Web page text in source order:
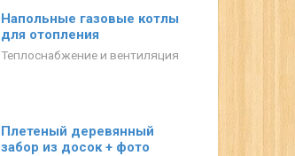
Напольные газовые котлы
для отопления
Теплоснабжение и вентиляция
Плетеный деревянный
забор из досок + фото